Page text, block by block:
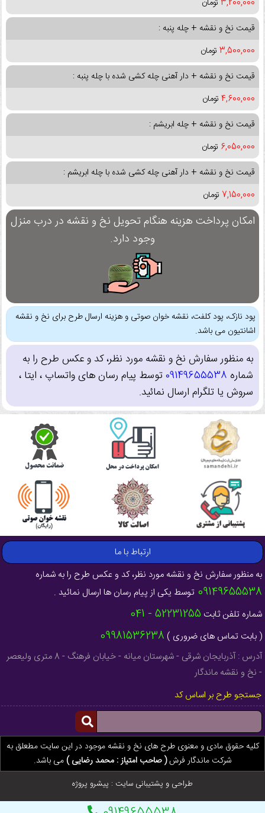
3,200,000 تومان
قیمت نخ و نقشه + چله پنبه :
3,500,000 تومان
قیمت نخ و نقشه + دار آهنی چله کشی شده با چله پنبه :
4,600,000 تومان
قیمت نخ و نقشه + چله ابریشم :
6,050,000 تومان
قیمت نخ و نقشه + دار آهنی چله کشی شده با چله ابریشم :
7,150,000 تومان
امکان پرداخت هزینه هنگام تحویل نخ و نقشه در درب منزل
وجود دارد.
پود نازک، پود کلفت، نقشه خوان صوتی و هزینه ارسال طرح برای نخ و نقشه
اشانتیون می باشد.
به منظور سفارش نخ و نقشه مورد نظر، کد و عکس طرح را به
شماره 09149655538توسط پیام رسان های واتساپ ، ایتا ،
سروش یا تلگرام ارسال نمائید.
ارتباط با ما
به منظور سفارش نخ و نقشه مورد نظر، کد و عکس طرح را به شماره
09149655538 توسط یکی از پیام رسان ها ارسال نمائید .
شماره تلفن ثابت 52231255 - 041
( بابت تماس های ضروری ) 09981536238
آدرس : آذربایجان شرقی - شهرستان میانه - خیابان فرهنگ - 8 متری ولیعصر
- نخ و نقشه ماندگار
جستجو طرح بر اساس کد
کلیه حقوق مادی و معنوی طرح های نخ و نقشه موجود در این سایت مطعلق به
شرکت ماندگار فرش( صاحب امتیاز : محمد رضایی )می باشد.
طراحی و پشتیبانی سایت : پیشرو پروژه